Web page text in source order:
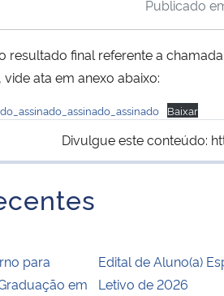
Publicado
final referente a
ata em anexo abaixo:
Baixar
Divulgue este conteúdo:
para
em
Edital de Aluno(a)
Letivo de 2026